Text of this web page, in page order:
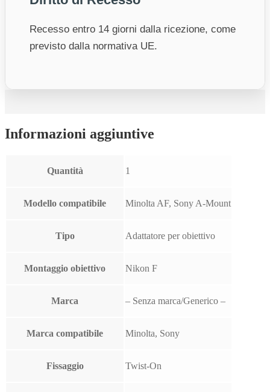
Recesso entro 14 giorni dalla ricezione, come
previsto dalla normativa UE.
Informazioni aggiuntive
Quantità 1
Modello compatibile Minolta AF, Sony A-Mount
Tipo Adattatore per obiettivo
Montaggio obiettivo Nikon F
Marca – Senza marca/Generico –
Marca compatibile Minolta, Sony
Fissaggio Twist-On